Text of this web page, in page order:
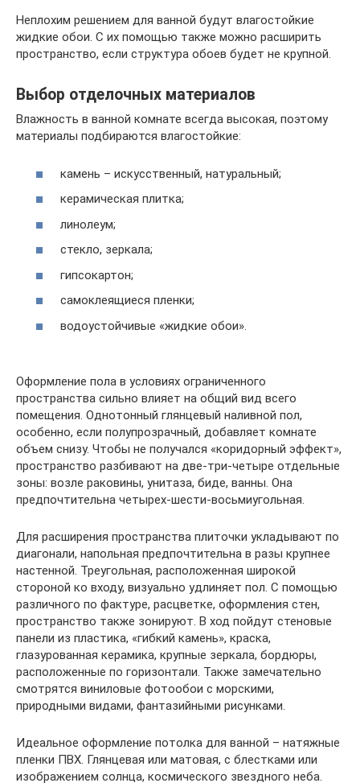
Неплохим решением для ванной будут влагостойкие
жидкие обои. С их помощью также можно расширить
пространство, если структура обоев будет не крупной.
Выбор отделочных материалов
Влажность в ванной комнате всегда высокая, поэтому
материалы подбираются влагостойкие:
камень – искусственный, натуральный;
керамическая плитка;
линолеум;
стекло, зеркала;
гипсокартон;
самоклеящиеся пленки;
водоустойчивые «жидкие обои».
Оформление пола в условиях ограниченного
пространства сильно влияет на общий вид всего
помещения. Однотонный глянцевый наливной пол,
особенно, если полупрозрачный, добавляет комнате
объем снизу. Чтобы не получался «коридорный эффект»,
пространство разбивают на две-три-четыре отдельные
зоны: возле раковины, унитаза, биде, ванны. Она
предпочтительна четырех-шести-восьмиугольная.
Для расширения пространства плиточки укладывают по
диагонали, напольная предпочтительна в разы крупнее
настенной. Треугольная, расположенная широкой
стороной ко входу, визуально удлиняет пол. С помощью
различного по фактуре, расцветке, оформления стен,
пространство также зонируют. В ход пойдут стеновые
панели из пластика, «гибкий камень», краска,
глазурованная керамика, крупные зеркала, бордюры,
расположенные по горизонтали. Также замечательно
смотрятся виниловые фотообои с морскими,
природными видами, фантазийными рисунками.
Идеальное оформление потолка для ванной – натяжные
пленки ПВХ. Глянцевая или матовая, с блестками или
изображением солнца, космического звездного неба.